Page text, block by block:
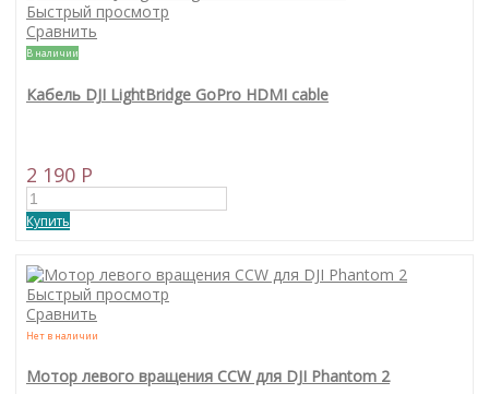
Быстрый просмотр
Сравнить
В наличии
Кабель DJI LightBridge GoPro HDMI cable
2 190 P
Купить
Быстрый просмотр
Сравнить
Нет в наличии
Мотор левого вращения CCW для DJI Phantom 2